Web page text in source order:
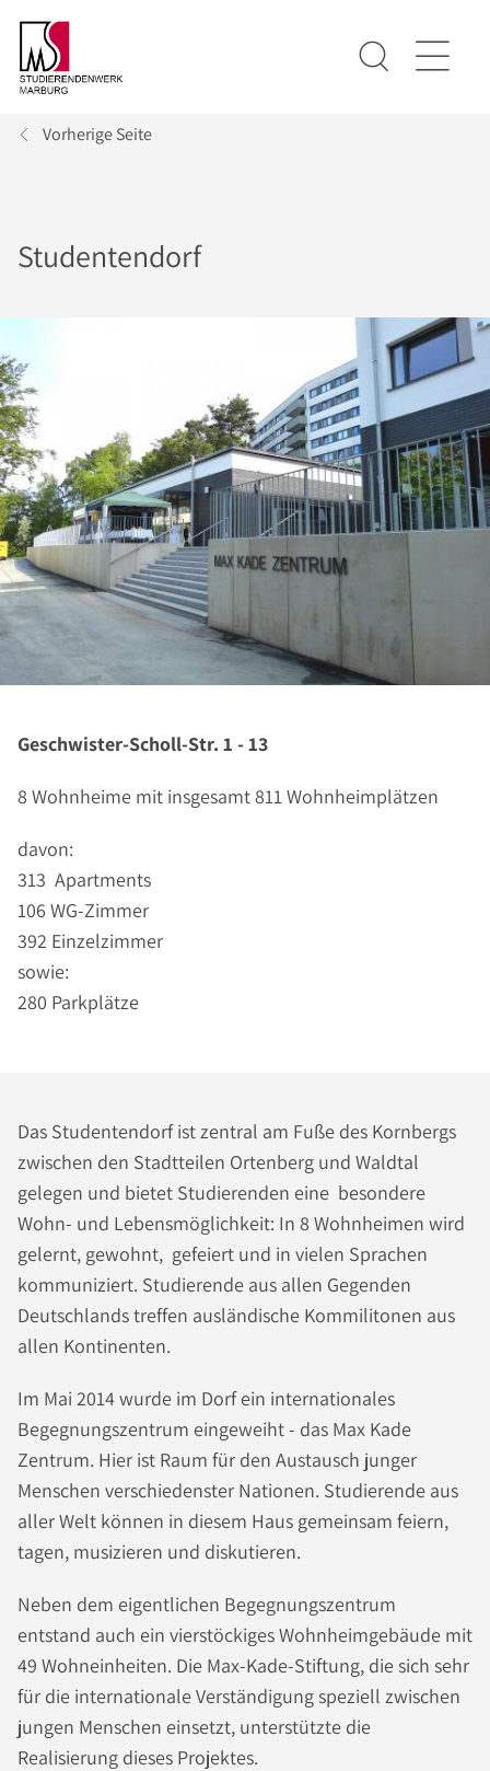
Vorherige Seite
Studentendorf
Geschwister-Scholl-Str. 1 - 13
8 Wohnheime mit insgesamt 811 Wohnheimplätzen
davon:
313 Apartments
106 WG-Zimmer
392 Einzelzimmer
sowie:
280 Parkplätze
Das Studentendorf ist zentral am Fuße des Kornbergs
zwischen den Stadtteilen Ortenberg und Waldtal
gelegen und bietet Studierenden eine besondere
Wohn- und Lebensmöglichkeit: In 8 Wohnheimen wird
gelernt, gewohnt, gefeiert und in vielen Sprachen
kommuniziert. Studierende aus allen Gegenden
Deutschlands treffen ausländische Kommilitonen aus
allen Kontinenten.
Im Mai 2014 wurde im Dorf ein internationales
Begegnungszentrum eingeweiht - das Max Kade
Zentrum. Hier ist Raum für den Austausch junger
Menschen verschiedenster Nationen. Studierende aus
aller Welt können in diesem Haus gemeinsam feiern,
tagen, musizieren und diskutieren.
Neben dem eigentlichen Begegnungszentrum
entstand auch ein vierstöckiges Wohnheimgebäude mit
49 Wohneinheiten. Die Max-Kade-Stiftung, die sich sehr
für die internationale Verständigung speziell zwischen
jungen Menschen einsetzt, unterstützte die
Realisierung dieses Projektes.